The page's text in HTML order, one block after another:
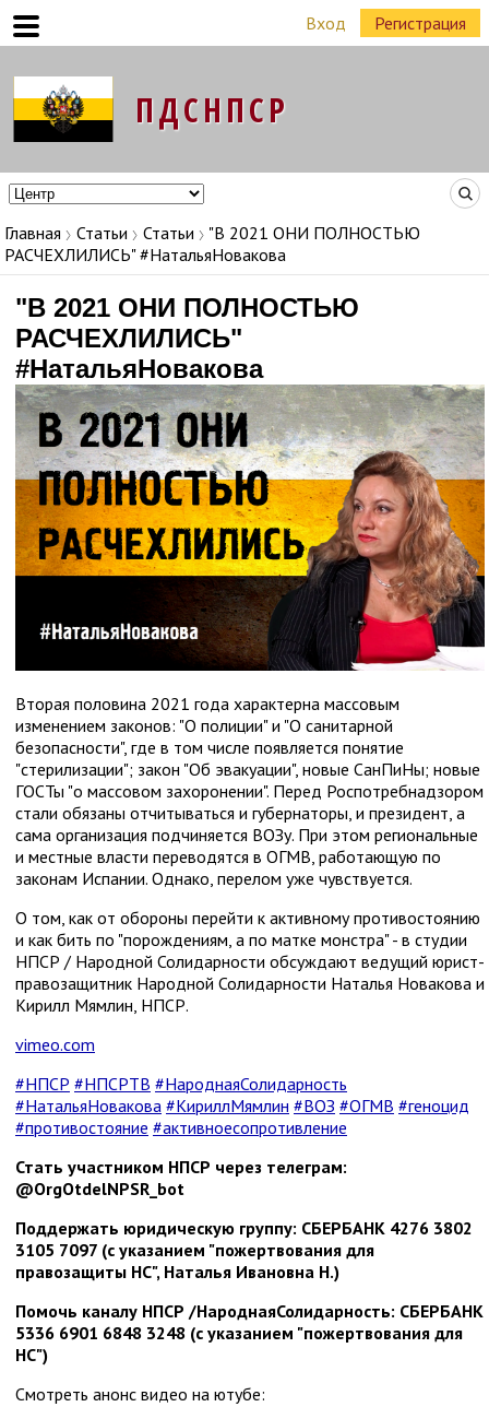
Вход Регистрация
Главная Статьи Статьи
"В 2021 ОНИ ПОЛНОСТЬЮ
РАСЧЕХЛИЛИСЬ" #НатальяНовакова
"В 2021 ОНИ ПОЛНОСТЬЮ
РАСЧЕХЛИЛИСЬ"
#НатальяНовакова
Вторая половина 2021 года характерна массовым
изменением законов: "О полиции" и "О санитарной
безопасности", где в том числе появляется понятие
"стерилизации"; закон "Об эвакуации", новые СанПиНы; новые
ГОСТы "о массовом захоронении". Перед Роспотребнадзором
стали обязаны отчитываться и губернаторы, и президент, а
сама организация подчиняется ВОЗу. При этом региональные
и местные власти переводятся в ОГМВ, работающую по
законам Испании. Однако, перелом уже чувствуется.
О том, как от обороны перейти к активному противостоянию
и как бить по "порождениям, а по матке монстра" - в студии
НПСР / Народной Солидарности обсуждают ведущий юрист-
правозащитник Народной Солидарности Наталья Новакова и
Кирилл Мямлин, НПСР.
vimeo.com
#НПСР #НПСРТВ #НароднаяСолидарность
#НатальяНовакова #КириллМямлин #ВОЗ #ОГМВ #геноцид
#противостояние #активноесопротивление
Стать участником НПСР через телеграм:
@OrgOtdelNPSR_bot
Поддержать юридическую группу: СБЕРБАНК 4276 3802
3105 7097 (с указанием "пожертвования для
правозащиты НС", Наталья Ивановна Н.)
Помочь каналу НПСР /НароднаяСолидарность: СБЕРБАНК
5336 6901 6848 3248 (с указанием "пожертвования для
НС")
Смотреть анонс видео на ютубе: